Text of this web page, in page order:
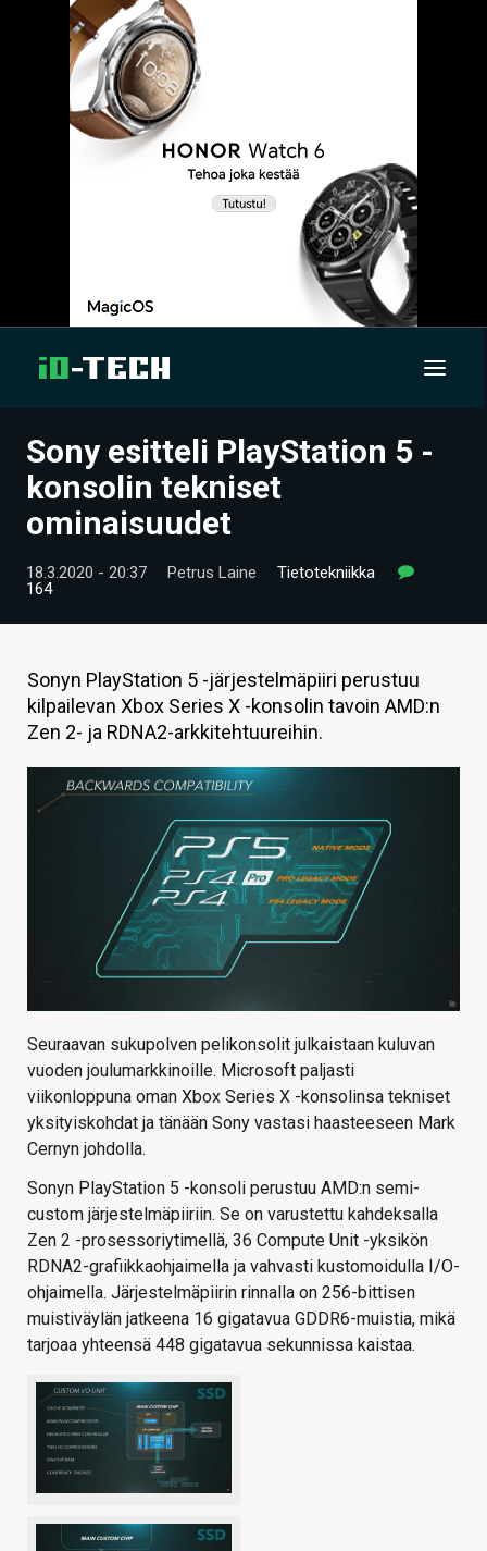
UUTISET
ARTIKKELIT
VIDEOT
HINTA.FI
KAUPPA
VAIHDA TEEMA
Sony esitteli PlayStation 5 -
konsolin tekniset
ominaisuudet
18.3.2020 - 20:37 Petrus Laine
Tietotekniikka
164
Sonyn PlayStation 5 -järjestelmäpiiri perustuu
kilpailevan Xbox Series X -konsolin tavoin AMD:n
Zen 2- ja RDNA2-arkkitehtuureihin.
Seuraavan sukupolven pelikonsolit julkaistaan kuluvan
vuoden joulumarkkinoille. Microsoft paljasti
viikonloppuna oman Xbox Series X -konsolinsa tekniset
yksityiskohdat ja tänään Sony vastasi haasteeseen Mark
Cernyn johdolla.
Sonyn PlayStation 5 -konsoli perustuu AMD:n semi-
custom järjestelmäpiiriin. Se on varustettu kahdeksalla
Zen 2 -prosessoriytimellä, 36 Compute Unit -yksikön
RDNA2-grafiikkaohjaimella ja vahvasti kustomoidulla I/O-
ohjaimella. Järjestelmäpiirin rinnalla on 256-bittisen
muistiväylän jatkeena 16 gigatavua GDDR6-muistia, mikä
tarjoaa yhteensä 448 gigatavua sekunnissa kaistaa.